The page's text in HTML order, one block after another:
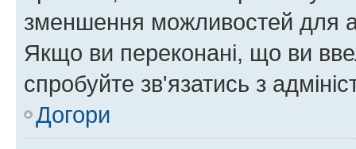
зменшення можливостей для
Якщо ви переконані, що ви
спробуйте зв'язатись з
Догори